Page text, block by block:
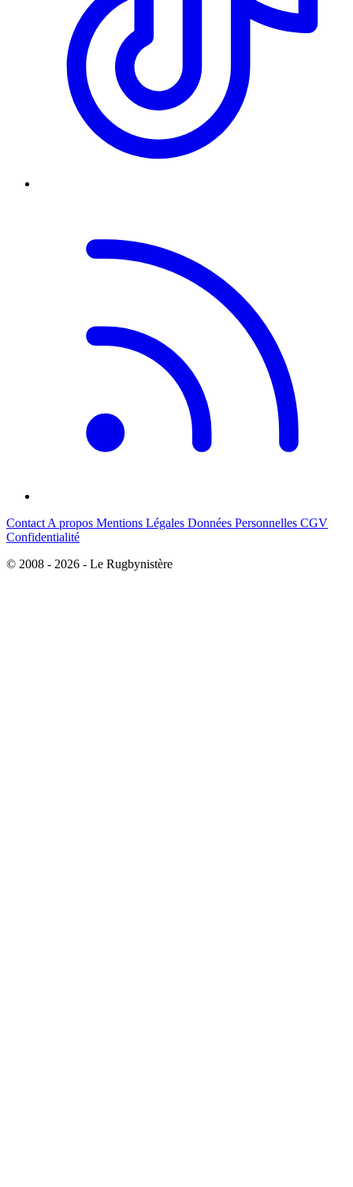
Contact A propos Mentions Légales Données Personnelles CGV
Confidentialité
© 2008 - 2026 - Le Rugbynistère